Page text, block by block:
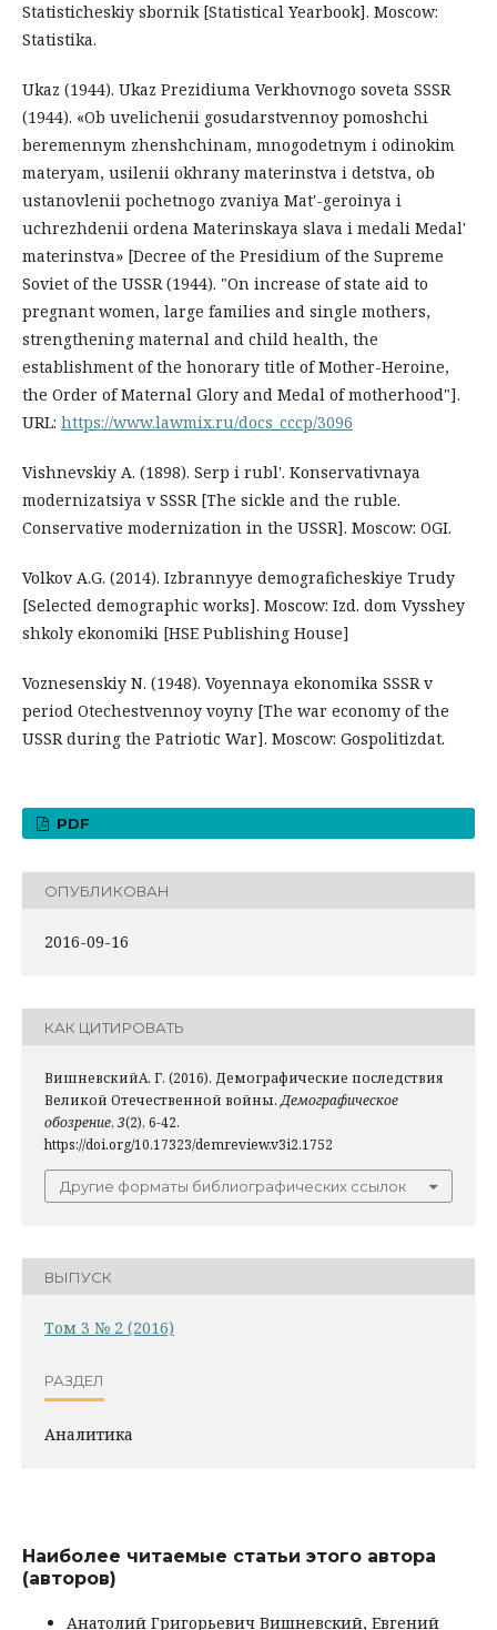
Statisticheskiy sbornik [Statistical Yearbook]. Moscow:
Statistika.
Ukaz (1944). Ukaz Prezidiuma Verkhovnogo soveta SSSR
(1944). «Ob uvelichenii gosudarstvennoy pomoshchi
beremennym zhenshchinam, mnogodetnym i odinokim
materyam, usilenii okhrany materinstva i detstva, ob
ustanovlenii pochetnogo zvaniya Mat'-geroinya i
uchrezhdenii ordena Materinskaya slava i medali Medal'
materinstva» [Decree of the Presidium of the Supreme
Soviet of the USSR (1944). "On increase of state aid to
pregnant women, large families and single mothers,
strengthening maternal and child health, the
establishment of the honorary title of Mother-Heroine,
the Order of Maternal Glory and Medal of motherhood"].
URL: https://www.lawmix.ru/docs_cccp/3096
Vishnevskiy A. (1898). Serp i rubl'. Konservativnaya
modernizatsiya v SSSR [The sickle and the ruble.
Conservative modernization in the USSR]. Moscow: OGI.
Volkov A.G. (2014). Izbrannyye demograficheskiye Trudy
[Selected demographic works]. Moscow: Izd. dom Vysshey
shkoly ekonomiki [HSE Publishing House]
Voznesenskiy N. (1948). Voyennaya ekonomika SSSR v
period Otechestvennoy voyny [The war economy of the
USSR during the Patriotic War]. Moscow: Gospolitizdat.
PDF
ОПУБЛИКОВАН
2016-09-16
КАК ЦИТИРОВАТЬ
ВишневскийА. Г. (2016). Демографические последствия
Великой Отечественной войны.Демографическое
обозрение, 3(2), 6-42.
https://doi.org/10.17323/demreview.v3i2.1752
Другие форматы библиографических ссылок
ВЫПУСК
Том 3 № 2 (2016)
РАЗДЕЛ
Аналитика
Наиболее читаемые статьи этого автора
(авторов)
Анатолий Григорьевич Вишневский, Евгений